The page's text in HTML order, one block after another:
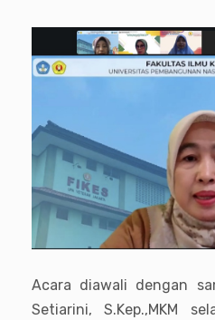
Acara diawali dengan
Setiarini, S.Kep.,MKM